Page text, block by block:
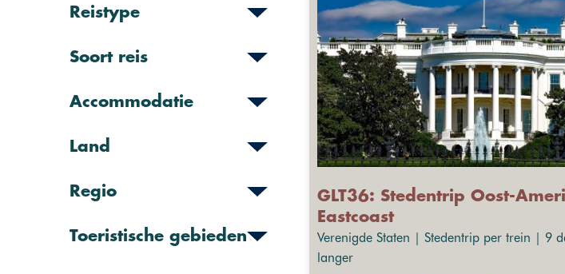
Reistype
Soort reis
Accommodatie
Land
Regio
Toeristische gebieden
GLT36: Stedentrip Oost-
Eastcoast
Verenigde Staten | Stedentrip per trein | 9
langer